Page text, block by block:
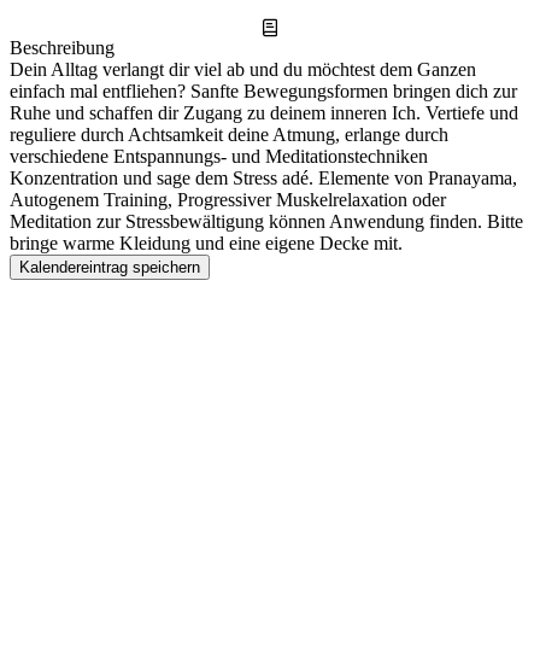
Beschreibung
Dein Alltag verlangt dir viel ab und du möchtest dem Ganzen
einfach mal entfliehen? Sanfte Bewegungsformen bringen dich zur
Ruhe und schaffen dir Zugang zu deinem inneren Ich. Vertiefe und
reguliere durch Achtsamkeit deine Atmung, erlange durch
verschiedene Entspannungs- und Meditationstechniken
Konzentration und sage dem Stress adé. Elemente von Pranayama,
Autogenem Training, Progressiver Muskelrelaxation oder
Meditation zur Stressbewältigung können Anwendung finden. Bitte
bringe warme Kleidung und eine eigene Decke mit.
Kalendereintrag speichern